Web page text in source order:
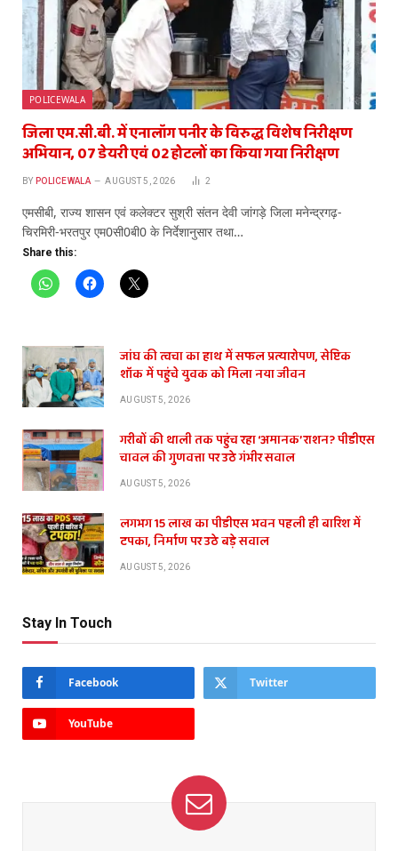
POLICEWALA
जिला एम.सी.बी. में एनालॉग पनीर के विरुद्ध विशेष निरीक्षण
अभियान, 07 डेयरी एवं 02 होटलों का किया गया निरीक्षण
BY POLICEWALA AUGUST 5, 2026 2
एमसीबी, राज्य शासन एवं कलेक्टर सुश्री संतन देवी जांगड़े जिला मनेन्द्रगढ़-
चिरमिरी-भरतपुर एम0सी0बी0 के निर्देशानुसार तथा…
Share this:
जांघ की त्वचा का हाथ में सफल प्रत्यारोपण, सेप्टिक
शॉक में पहुंचे युवक को मिला नया जीवन
AUGUST 5, 2026
गरीबों की थाली तक पहुंच रहा ‘अमानक’ राशन? पीडीएस
चावल की गुणवत्ता पर उठे गंभीर सवाल
AUGUST 5, 2026
लगभग 15 लाख का पीडीएस भवन पहली ही बारिश में
टपका, निर्माण पर उठे बड़े सवाल
AUGUST 5, 2026
Stay In Touch
Facebook Twitter
YouTube